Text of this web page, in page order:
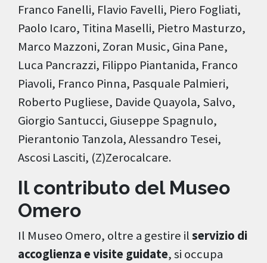
Franco Fanelli, Flavio Favelli, Piero Fogliati,
Paolo Icaro, Titina Maselli, Pietro Masturzo,
Marco Mazzoni, Zoran Music, Gina Pane,
Luca Pancrazzi, Filippo Piantanida, Franco
Piavoli, Franco Pinna, Pasquale Palmieri,
Roberto Pugliese, Davide Quayola, Salvo,
Giorgio Santucci, Giuseppe Spagnulo,
Pierantonio Tanzola, Alessandro Tesei,
Ascosi Lasciti, (Z)Zerocalcare.
Il contributo del Museo
Omero
Il Museo Omero, oltre a gestire ilservizio di
accoglienza e visite guidate, si occupa